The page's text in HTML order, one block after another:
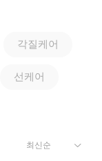
각질케어
선케어